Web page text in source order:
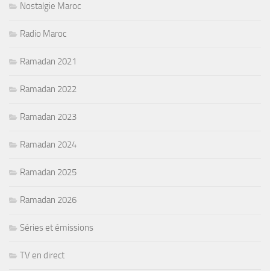
Nostalgie Maroc
Radio Maroc
Ramadan 2021
Ramadan 2022
Ramadan 2023
Ramadan 2024
Ramadan 2025
Ramadan 2026
Séries et émissions
TV en direct